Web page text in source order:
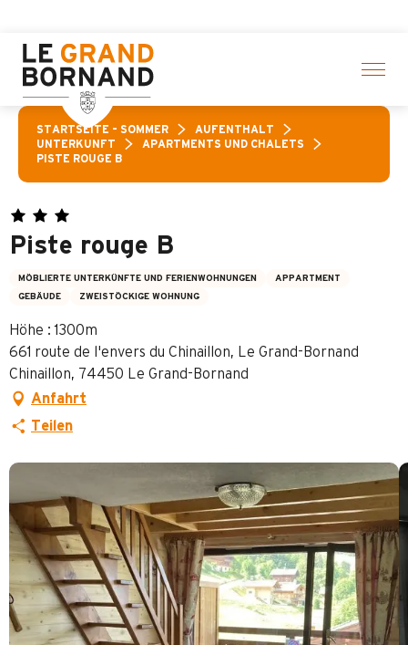
contenu
principal
STARTSEITE – SOMMER
AUFENTHALT
UNTERKUNFT
APARTMENTS UND CHALETS
PISTE ROUGE B
Piste rouge B
MÖBLIERTE UNTERKÜNFTE UND FERIENWOHNUNGEN
APPARTMENT
GEBÄUDE
ZWEISTÖCKIGE WOHNUNG
Höhe : 1300m
661 route de l'envers du Chinaillon, Le Grand-Bornand
Chinaillon, 74450 Le Grand-Bornand
Anfahrt
Teilen